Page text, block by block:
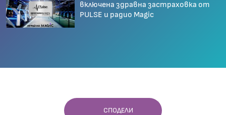
включена здравна застраховка от
PULSE и радио Magic
СПОДЕЛИ